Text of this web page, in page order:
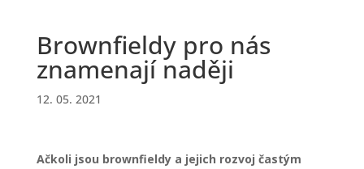
Brownfieldy pro nás
znamenají naději
12. 05. 2021
Ačkoli jsou brownfieldy a jejich rozvoj častým